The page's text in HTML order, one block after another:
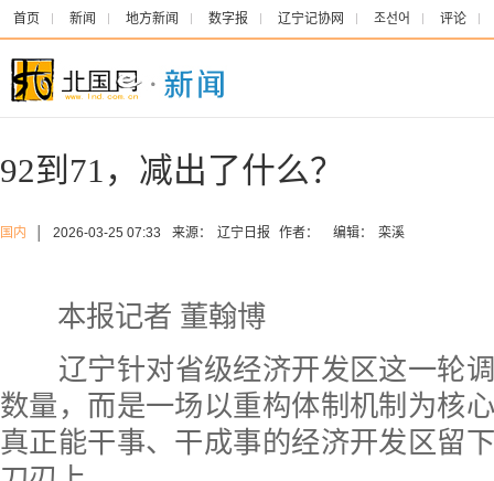
首页 新闻 地方新闻 数字报 辽宁记协网 조선어 评论
92到71，减出了什么？
国内 2026-03-25 07:33 来源： 辽宁日报 作者： 编辑： 栾溪
本报记者 董翰博
辽宁针对省级经济开发区这一轮
数量，而是一场以重构体制机制为核
真正能干事、干成事的经济开发区留